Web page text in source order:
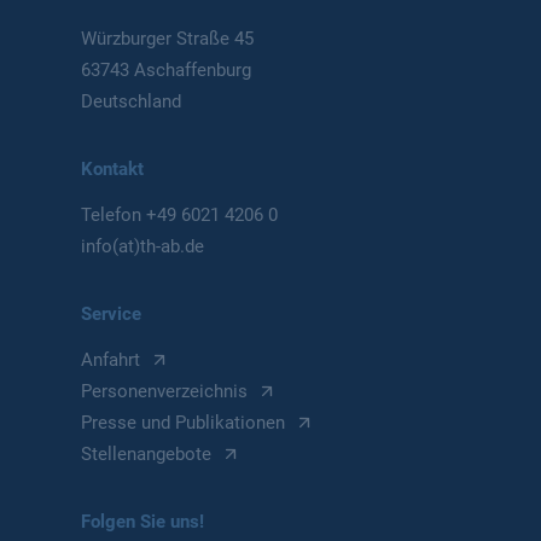
Würzburger Straße 45
63743 Aschaffenburg
Deutschland
Kontakt
Telefon+49 6021 4206 0
info(at)th-ab.de
Service
Anfahrt
Personenverzeichnis
Presse und Publikationen
Stellenangebote
Folgen Sie uns!